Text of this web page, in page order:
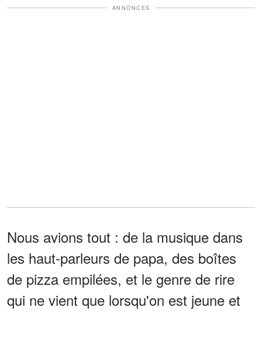
ANNONCES
Nous avions tout : de la musique dans
les haut-parleurs de papa, des boîtes
de pizza empilées, et le genre de rire
qui ne vient que lorsqu'on est jeune et